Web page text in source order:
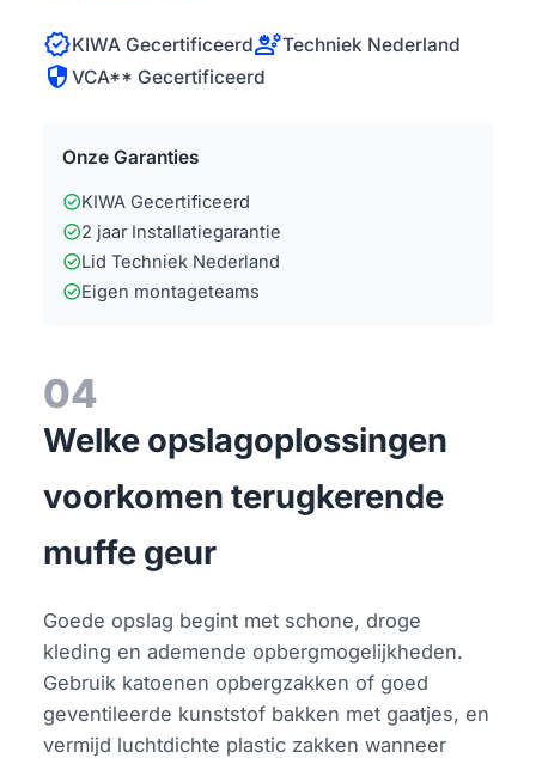
verifiedKIWA GecertificeerdengineeringTechniek Nederland
securityVCA** Gecertificeerd
Onze Garanties
check_circleKIWA Gecertificeerd
check_circle2 jaar Installatiegarantie
check_circleLid Techniek Nederland
check_circleEigen montageteams
04
Welke opslagoplossingen
voorkomen terugkerende
muffe geur
Goede opslag begint met schone, droge
kleding en ademende opbergmogelijkheden.
Gebruik katoenen opbergzakken of goed
geventileerde kunststof bakken met gaatjes, en
vermijd luchtdichte plastic zakken wanneer